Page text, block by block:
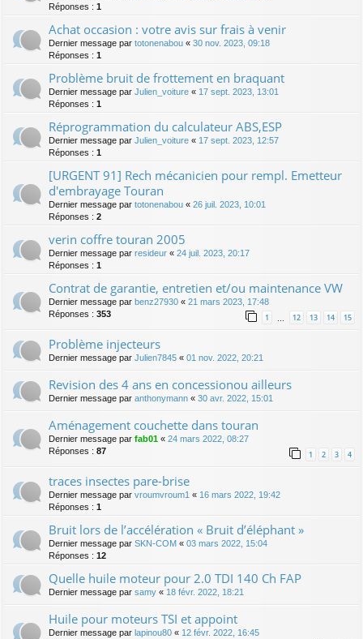
Réponses : 1
Achat occasion : votre avis sur frais à venir
Dernier message par totonenabou « 30 nov. 2023, 09:18
Réponses : 1
Problème bruit de frottement en braquant
Dernier message par Julien_voiture « 17 sept. 2023, 13:01
Réponses : 1
Réprogrammation du calculateur ABS,ESP
Dernier message par Julien_voiture « 17 sept. 2023, 12:57
Réponses : 1
[URGENT 91] Rech mécanicien pour rempl. Emetteur
d'embrayage Touran
Dernier message par totonenabou « 26 juil. 2023, 10:01
Réponses : 2
verin coffre touran 2005
Dernier message par resideur « 24 juil. 2023, 20:17
Réponses : 1
Contrat de garantie, entretien et/ou maintenance VW
Dernier message par benz27930 « 21 mars 2023, 17:48
Réponses : 353 1 12 13 14 15
Problème injecteurs
Dernier message par Julien7845 « 01 nov. 2022, 20:21
Revision des 4 ans en concessionou ailleurs
Dernier message par anthonymann « 30 avr. 2022, 15:01
Aménagement couchette dans touran
Dernier message par fab01 « 24 mars 2022, 08:27
Réponses : 87 1 2 3 4
traces insectes pare-brise
Dernier message par vroumvroum1 « 16 mars 2022, 19:42
Réponses : 1
Bruit lors de l’accélération « Bruit d’éléphant »
Dernier message par SKN-COM « 03 mars 2022, 15:04
Réponses : 12
Quelle huile moteur pour 2.0 TDI 140 Ch FAP
Dernier message par samy « 18 févr. 2022, 18:21
Huile pour moteurs TSI et appoint
Dernier message par lapinou80 « 12 févr. 2022, 16:45